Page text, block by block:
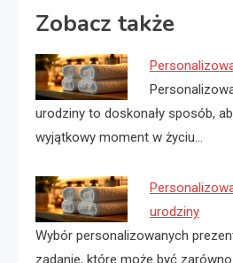
Zobacz także
urodziny to doskonały sposób,
wyjątkowy moment w życiu…
urodziny
Wybór personalizowanych
zadanie, które może być